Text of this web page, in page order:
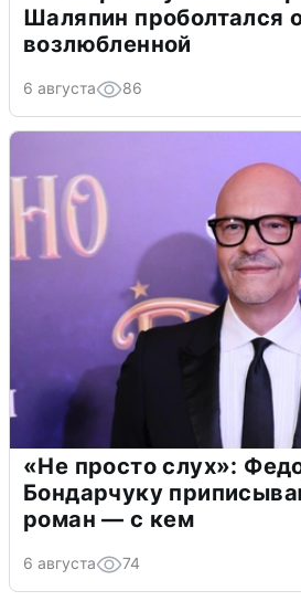
Шаляпин проболтался
возлюбленной
6 августа 86
«Не просто слух»:
Бондарчуку
роман — с кем
6 августа 74